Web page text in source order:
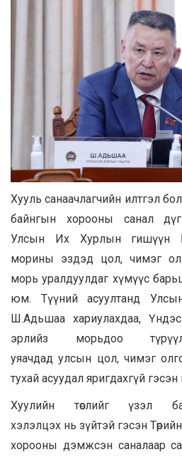
Хууль санаачлагчийн илтгэл
байнгын хорооны санал
Улсын Их Хурлын гишүүн
морины эздэд цол, чимэг
морь уралдуулдаг хүмүүс
юм. Түүний асуултанд
Ш.Адьшаа хариулахдаа,
эрлийз морьдоо
уяачдад улсын цол, чимэг
тухай асуудал яригдахгүй
Хуулийн төслийг үзэл
хэлэлцэх нь зүйтэй гэсэн
хорооны дэмжсэн саналаар